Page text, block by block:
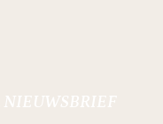
NIEUWSBRIEF